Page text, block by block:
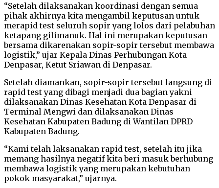
“Setelah dilaksanakan koordinasi dengan semua
pihak akhirnya kita mengambil keputusan untuk
merapid test seluruh sopir yang lolos dari pelabuhan
ketapang gilimanuk. Hal ini merupakan keputusan
bersama dikarenakan sopir-sopir tersebut membawa
logistik,” ujar Kepala Dinas Perhubungan Kota
Denpasar, Ketut Sriawan di Denpasar.
Setelah diamankan, sopir-sopir tersebut langsung di
rapid test yang dibagi menjadi dua bagian yakni
dilaksanakan Dinas Kesehatan Kota Denpasar di
Terminal Mengwi dan dilaksanakan Dinas
Kesehatan Kabupaten Badung di Wantilan DPRD
Kabupaten Badung.
“Kami telah laksanakan rapid test, setelah itu jika
memang hasilnya negatif kita beri masuk berhubung
membawa logistik yang merupakan kebutuhan
pokok masyarakat,” ujarnya.